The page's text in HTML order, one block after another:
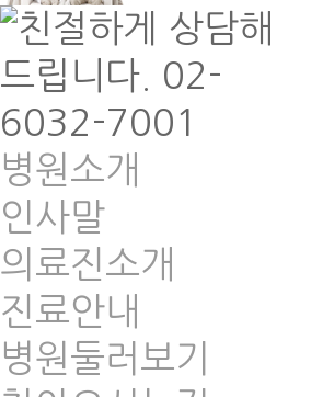
병원소개
인사말
의료진소개
진료안내
병원둘러보기